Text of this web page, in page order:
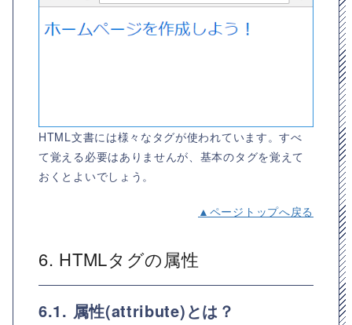
HTML文書には様々なタグが使われています。すべ
て覚える必要はありませんが、基本のタグを覚えて
おくとよいでしょう。
▲ページトップへ戻る
6. HTMLタグの属性
6.1. 属性(attribute)とは？